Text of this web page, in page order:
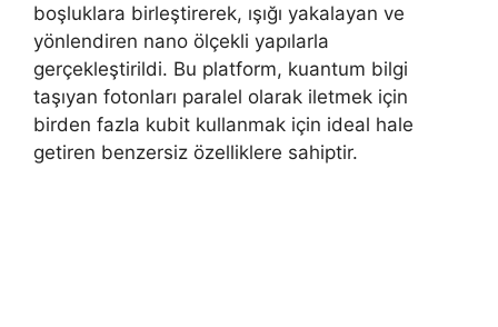
boşluklara birleştirerek, ışığı yakalayan ve
yönlendiren nano ölçekli yapılarla
gerçekleştirildi. Bu platform, kuantum bilgi
taşıyan fotonları paralel olarak iletmek için
birden fazla kubit kullanmak için ideal hale
getiren benzersiz özelliklere sahiptir.